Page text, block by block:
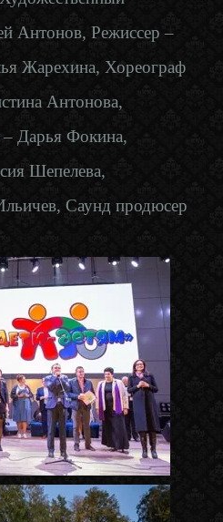
Антонов, Режиссер –
Жарехина, Хореограф
Антонова,
Дарья Фокина,
Шепелева,
Саунд продюсер